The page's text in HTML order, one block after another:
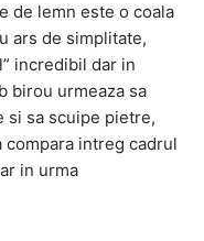
de lemn este o coala
ars de simplitate,
incredibil dar in
birou urmeaza sa
si sa scuipe pietre,
compara intreg cadrul
in urma